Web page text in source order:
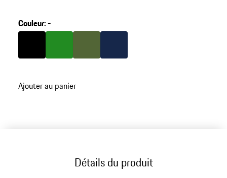
Couleur:-
Couleur
Noir
Couleur Vert
Couleur Olive Green
Couleur Bleu Foncé
Ajouter au panier
Détails du produit